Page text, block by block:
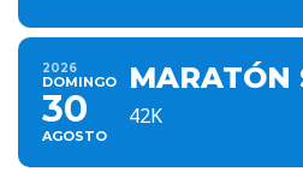
2026
DOMINGO
30
AGOSTO
MARATÓN
42K